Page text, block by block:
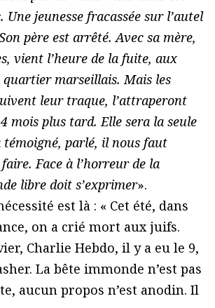
jeunesse fracassée sur l’autel
père est arrêté. Avec sa mère,
vient l’heure de la fuite, aux
quartier marseillais. Mais les
leur traque, l’attraperont
mois plus tard. Elle sera la seule
témoigné, parlé, il nous faut
Face à l’horreur de la
libre doit s’exprimer».
est là : « Cet été, dans
on a crié mort aux juifs.
Charlie Hebdo, il y a eu le 9,
La bête immonde n’est pas
aucun propos n’est anodin. Il